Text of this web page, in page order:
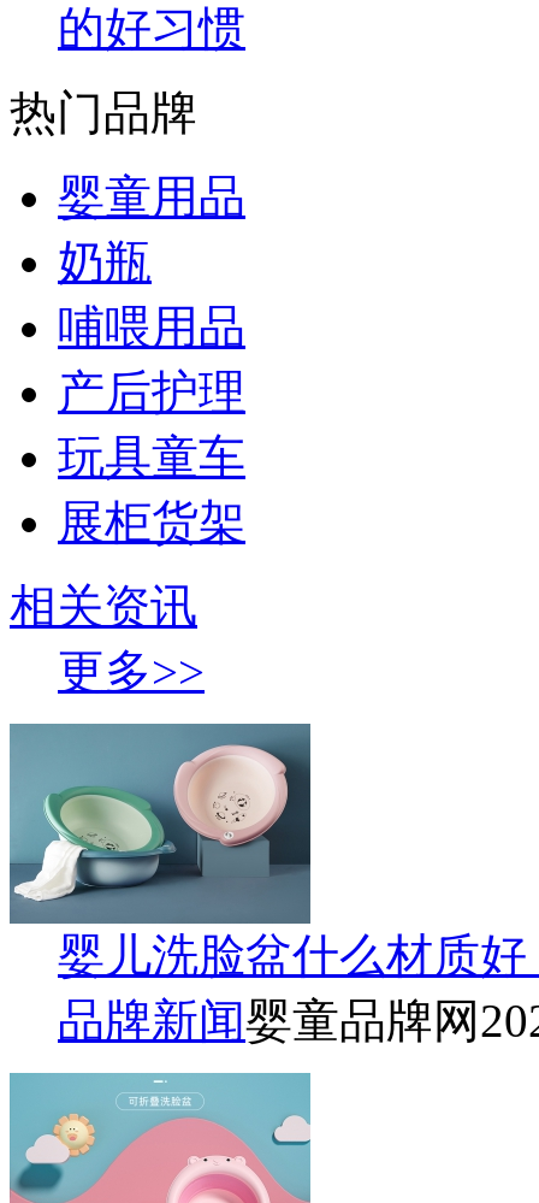
的好习惯
热门品牌
婴童用品
奶瓶
哺喂用品
产后护理
玩具童车
展柜货架
相关资讯
更多>>
婴儿洗脸盆什么材质
品牌新闻婴童品牌网